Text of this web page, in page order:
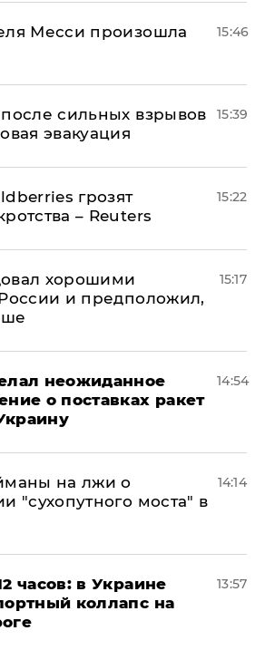
Месси произошла
15:46
сильных взрывов
эвакуация
15:39
грозят
– Reuters
15:22
хорошими
и предположил,
15:17
неожиданное
о поставках ракет
14:54
на лжи о
"сухопутного моста" в
14:14
часов: в Украине
коллапс на
13:57